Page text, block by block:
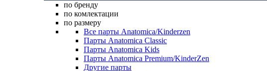
по бренду
по комлектации
по размеру
Все парты Anatomica/Kinderzen
Парты Anatomica Classic
Парты Anatomica Kids
Парты Anatomica Premium/KinderZen
Другие парты